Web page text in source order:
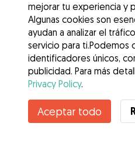
¿Conoces los
mejorar tu experiencia y
Algunas cookies son
ayudan a analizar el
servicio para ti.Podemos
identificadores únicos,
publicidad. Para más
Privacy Policy.
Aceptar todo